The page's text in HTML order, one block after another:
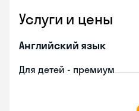
Услуги и цены
Английский язык
Для детей - премиум